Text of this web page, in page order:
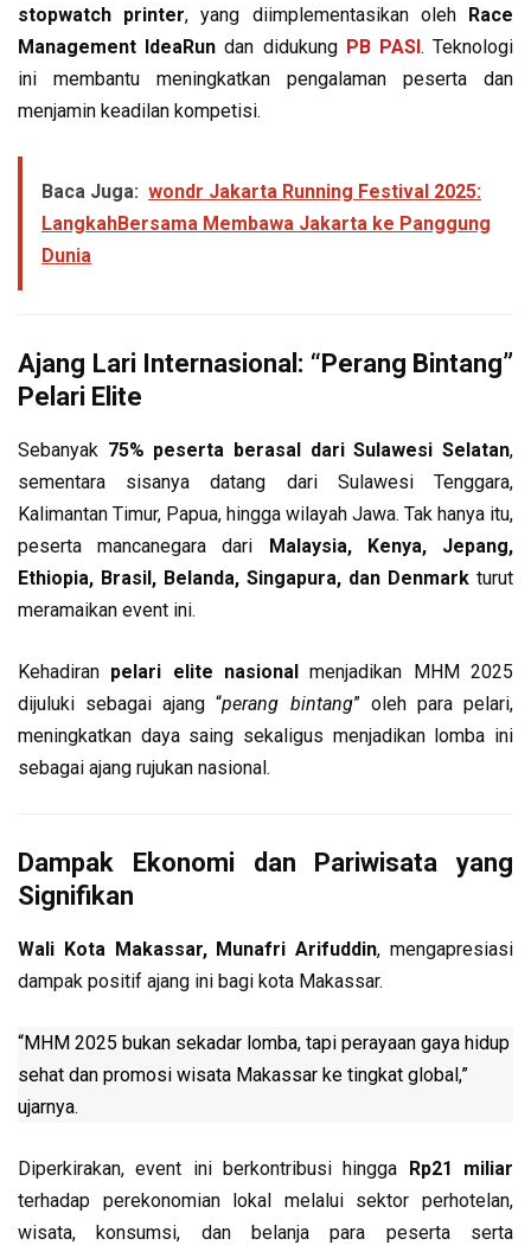
stopwatch printer, yang diimplementasikan oleh Race
Management IdeaRun dan didukung PB PASI. Teknologi
ini membantu meningkatkan pengalaman peserta dan
menjamin keadilan kompetisi.
Baca Juga: wondr Jakarta Running Festival 2025:
LangkahBersama Membawa Jakarta ke Panggung
Dunia
Ajang Lari Internasional: “Perang Bintang”
Pelari Elite
Sebanyak 75% peserta berasal dari Sulawesi Selatan,
sementara sisanya datang dari Sulawesi Tenggara,
Kalimantan Timur, Papua, hingga wilayah Jawa. Tak hanya itu,
peserta mancanegara dari Malaysia, Kenya, Jepang,
Ethiopia, Brasil, Belanda, Singapura, dan Denmark turut
meramaikan event ini.
Kehadiran pelari elite nasional menjadikan MHM 2025
dijuluki sebagai ajang “perang bintang” oleh para pelari,
meningkatkan daya saing sekaligus menjadikan lomba ini
sebagai ajang rujukan nasional.
Dampak Ekonomi dan Pariwisata yang
Signifikan
Wali Kota Makassar, Munafri Arifuddin, mengapresiasi
dampak positif ajang ini bagi kota Makassar.
“MHM 2025 bukan sekadar lomba, tapi perayaan gaya hidup
sehat dan promosi wisata Makassar ke tingkat global,”
ujarnya.
Diperkirakan, event ini berkontribusi hingga Rp21 miliar
terhadap perekonomian lokal melalui sektor perhotelan,
wisata, konsumsi, dan belanja para peserta serta